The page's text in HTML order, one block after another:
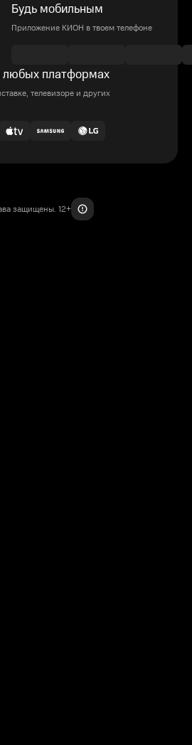
Будь мобильным
Приложение КИОН в твоем телефоне
любых платформах
телевизоре и других
защищены. 12+